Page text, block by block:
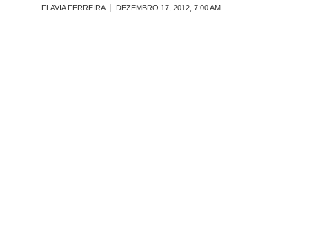
FLAVIA FERREIRA DEZEMBRO 17, 2012, 7:00 AM